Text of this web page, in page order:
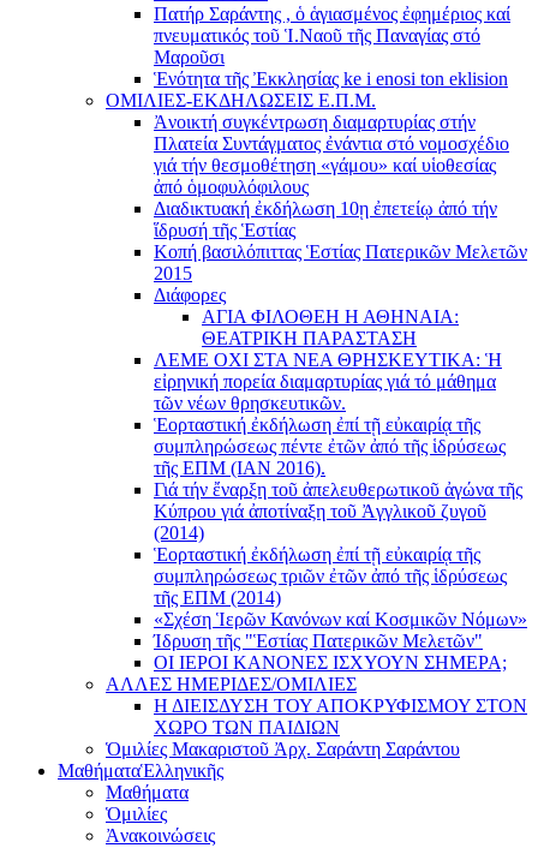
Πατήρ Σαράντης , ὁ ἁγιασμένος ἐφημέριος καί
πνευματικός τοῦ Ἱ.Ναοῦ τῆς Παναγίας στό
Μαροῦσι
Ἑνότητα τῆς Ἐκκλησίας ke i enosi ton eklision
ΟΜΙΛΙΕΣ-ΕΚΔΗΛΩΣΕΙΣ Ε.Π.Μ.
Ἀνοικτή συγκέντρωση διαμαρτυρίας στήν
Πλατεία Συντάγματος ἐνάντια στό νομοσχέδιο
γιά τήν θεσμοθέτηση «γάμου» καί υἱοθεσίας
ἀπό ὁμοφυλόφιλους
Διαδικτυακή ἐκδήλωση 10ῃ ἐπετείῳ ἀπό τήν
ἵδρυσή τῆς Ἑστίας
Κοπή βασιλόπιττας Ἑστίας Πατερικῶν Μελετῶν
2015
Διάφορες
ΑΓΙΑ ΦΙΛΟΘΕΗ Η ΑΘΗΝΑΙΑ:
ΘΕΑΤΡΙΚΗ ΠΑΡΑΣΤΑΣΗ
ΛΕΜΕ ΟΧΙ ΣΤΑ ΝΕΑ ΘΡΗΣΚΕΥΤΙΚΑ: Ἡ
εἰρηνική πορεία διαμαρτυρίας γιά τό μάθημα
τῶν νέων θρησκευτικῶν.
Ἑορταστική ἐκδήλωση ἐπί τῇ εὐκαιρίᾳ τῆς
συμπληρώσεως πέντε ἐτῶν ἀπό τῆς ἱδρύσεως
τῆς ΕΠΜ (ΙΑΝ 2016).
Γιά τήν ἔναρξη τοῦ ἀπελευθερωτικοῦ ἀγώνα τῆς
Κύπρου γιά ἀποτίναξη τοῦ Ἀγγλικοῦ ζυγοῦ
(2014)
Ἑορταστική ἐκδήλωση ἐπί τῇ εὐκαιρίᾳ τῆς
συμπληρώσεως τριῶν ἐτῶν ἀπό τῆς ἱδρύσεως
τῆς ΕΠΜ (2014)
«Σχέση Ἱερῶν Κανόνων καί Κοσμικῶν Νόμων»
Ίδρυση τῆς "Ἑστίας Πατερικῶν Μελετῶν"
ΟΙ ΙΕΡΟΙ ΚΑΝΟΝΕΣ ΙΣΧΥΟΥΝ ΣΗΜΕΡΑ;
ΑΛΛΕΣ ΗΜΕΡΙΔΕΣ/ΟΜΙΛΙΕΣ
Η ΔΙΕΙΣΔΥΣΗ ΤΟΥ ΑΠΟΚΡΥΦΙΣΜΟΥ ΣΤΟΝ
ΧΩΡΟ ΤΩΝ ΠΑΙΔΙΩΝ
Ὁμιλίες Μακαριστοῦ Ἀρχ. Σαράντη Σαράντου
ΜαθήματαἙλληνικῆς
Μαθήματα
Ὁμιλίες
Ἀνακοινώσεις